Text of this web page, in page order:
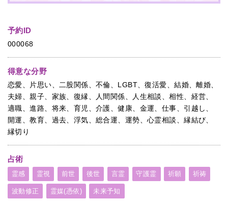
予約ID
000068
得意な分野
恋愛、片思い、二股関係、不倫、LGBT、復活愛、結婚、離婚、
夫婦、親子、家族、復縁、人間関係、人生相談、相性、経営、
適職、進路、将来、育児、介護、健康、金運、仕事、引越し、
開運、教育、過去、浮気、総合運、運勢、心霊相談、縁結び、
縁切り
占術
霊感 霊視 前世 後世 言霊 守護霊 祈願 祈祷
波動修正 霊媒(憑依) 未来予知